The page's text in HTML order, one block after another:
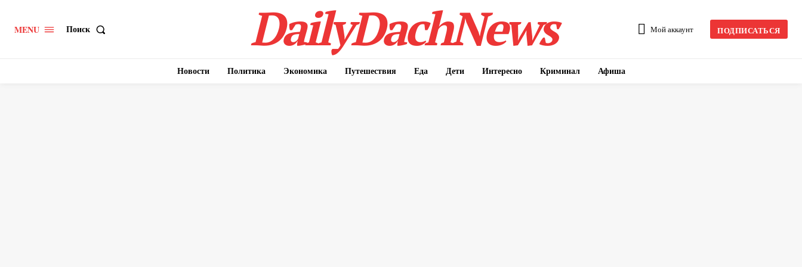
MENU Поиск DailyDachNews Мой аккаунт ПОДПИСАТЬСЯ
Новости Политика Экономика Путешествия Еда Дети Интересно Криминал Афиша